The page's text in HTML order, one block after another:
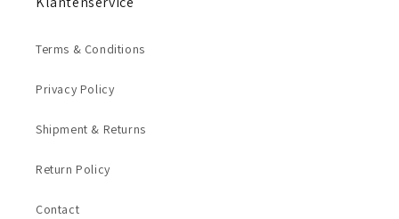
Terms & Conditions
Privacy Policy
Shipment & Returns
Return Policy
Contact